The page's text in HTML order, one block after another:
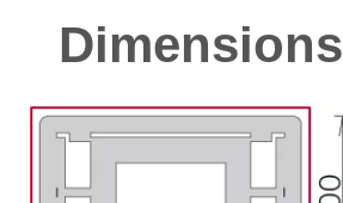
Dimensions